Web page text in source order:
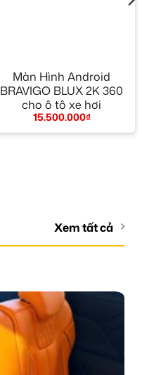
Màn Hình Android
BRAVIGO BLUX 2K 360
cho ô tô xe hơi
15.500.000₫
Xem tất cả